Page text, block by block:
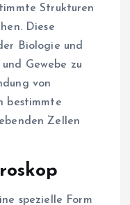
Strukturen
Diese
Biologie und
Gewebe zu
von
bestimmte
Zellen
spezielle Form